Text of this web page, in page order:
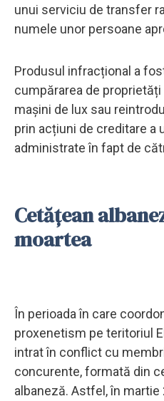
unui serviciu de transfer
numele unor persoane
Produsul infracțional a
cumpărarea de
mașini de lux sau
prin acțiuni de creditare
administrate în fapt de
Cetățean
moartea
În perioada în care
proxenetism pe teritoriul
intrat în conflict cu
concurente, formată din
albaneză. Astfel, în